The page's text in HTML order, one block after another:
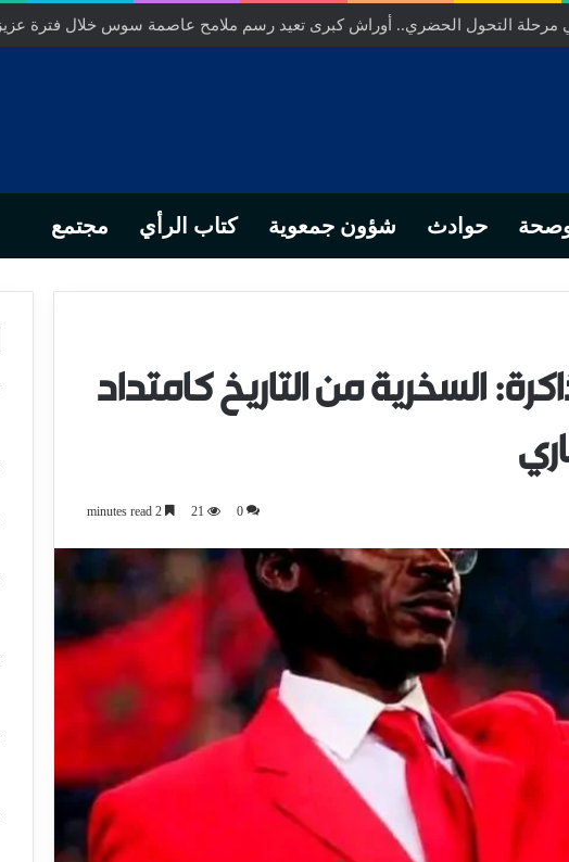
مخلص… من التدبير المحلي إلى رهانات التشريع وبصمة رجل أعمال ناجح
حوادث شؤون جمعوية كتاب الرأي مجتمع
السخرية من التاريخ كامتداد
0
21